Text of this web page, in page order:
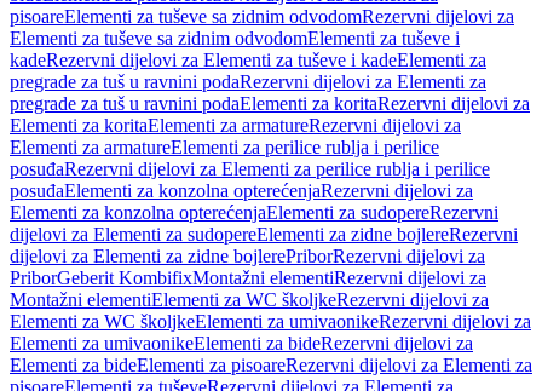
pisoareElementi za tuševe sa zidnim odvodomRezervni dijelovi za
Elementi za tuševe sa zidnim odvodomElementi za tuševe i
kadeRezervni dijelovi za Elementi za tuševe i kadeElementi za
pregrade za tuš u ravnini podaRezervni dijelovi za Elementi za
pregrade za tuš u ravnini podaElementi za koritaRezervni dijelovi za
Elementi za koritaElementi za armatureRezervni dijelovi za
Elementi za armatureElementi za perilice rublja i perilice
posuđaRezervni dijelovi za Elementi za perilice rublja i perilice
posuđaElementi za konzolna opterećenjaRezervni dijelovi za
Elementi za konzolna opterećenjaElementi za sudopereRezervni
dijelovi za Elementi za sudopereElementi za zidne bojlereRezervni
dijelovi za Elementi za zidne bojlerePriborRezervni dijelovi za
PriborGeberit KombifixMontažni elementiRezervni dijelovi za
Montažni elementiElementi za WC školjkeRezervni dijelovi za
Elementi za WC školjkeElementi za umivaonikeRezervni dijelovi za
Elementi za umivaonikeElementi za bideRezervni dijelovi za
Elementi za bideElementi za pisoareRezervni dijelovi za Elementi za
pisoareElementi za tuševeRezervni dijelovi za Elementi za